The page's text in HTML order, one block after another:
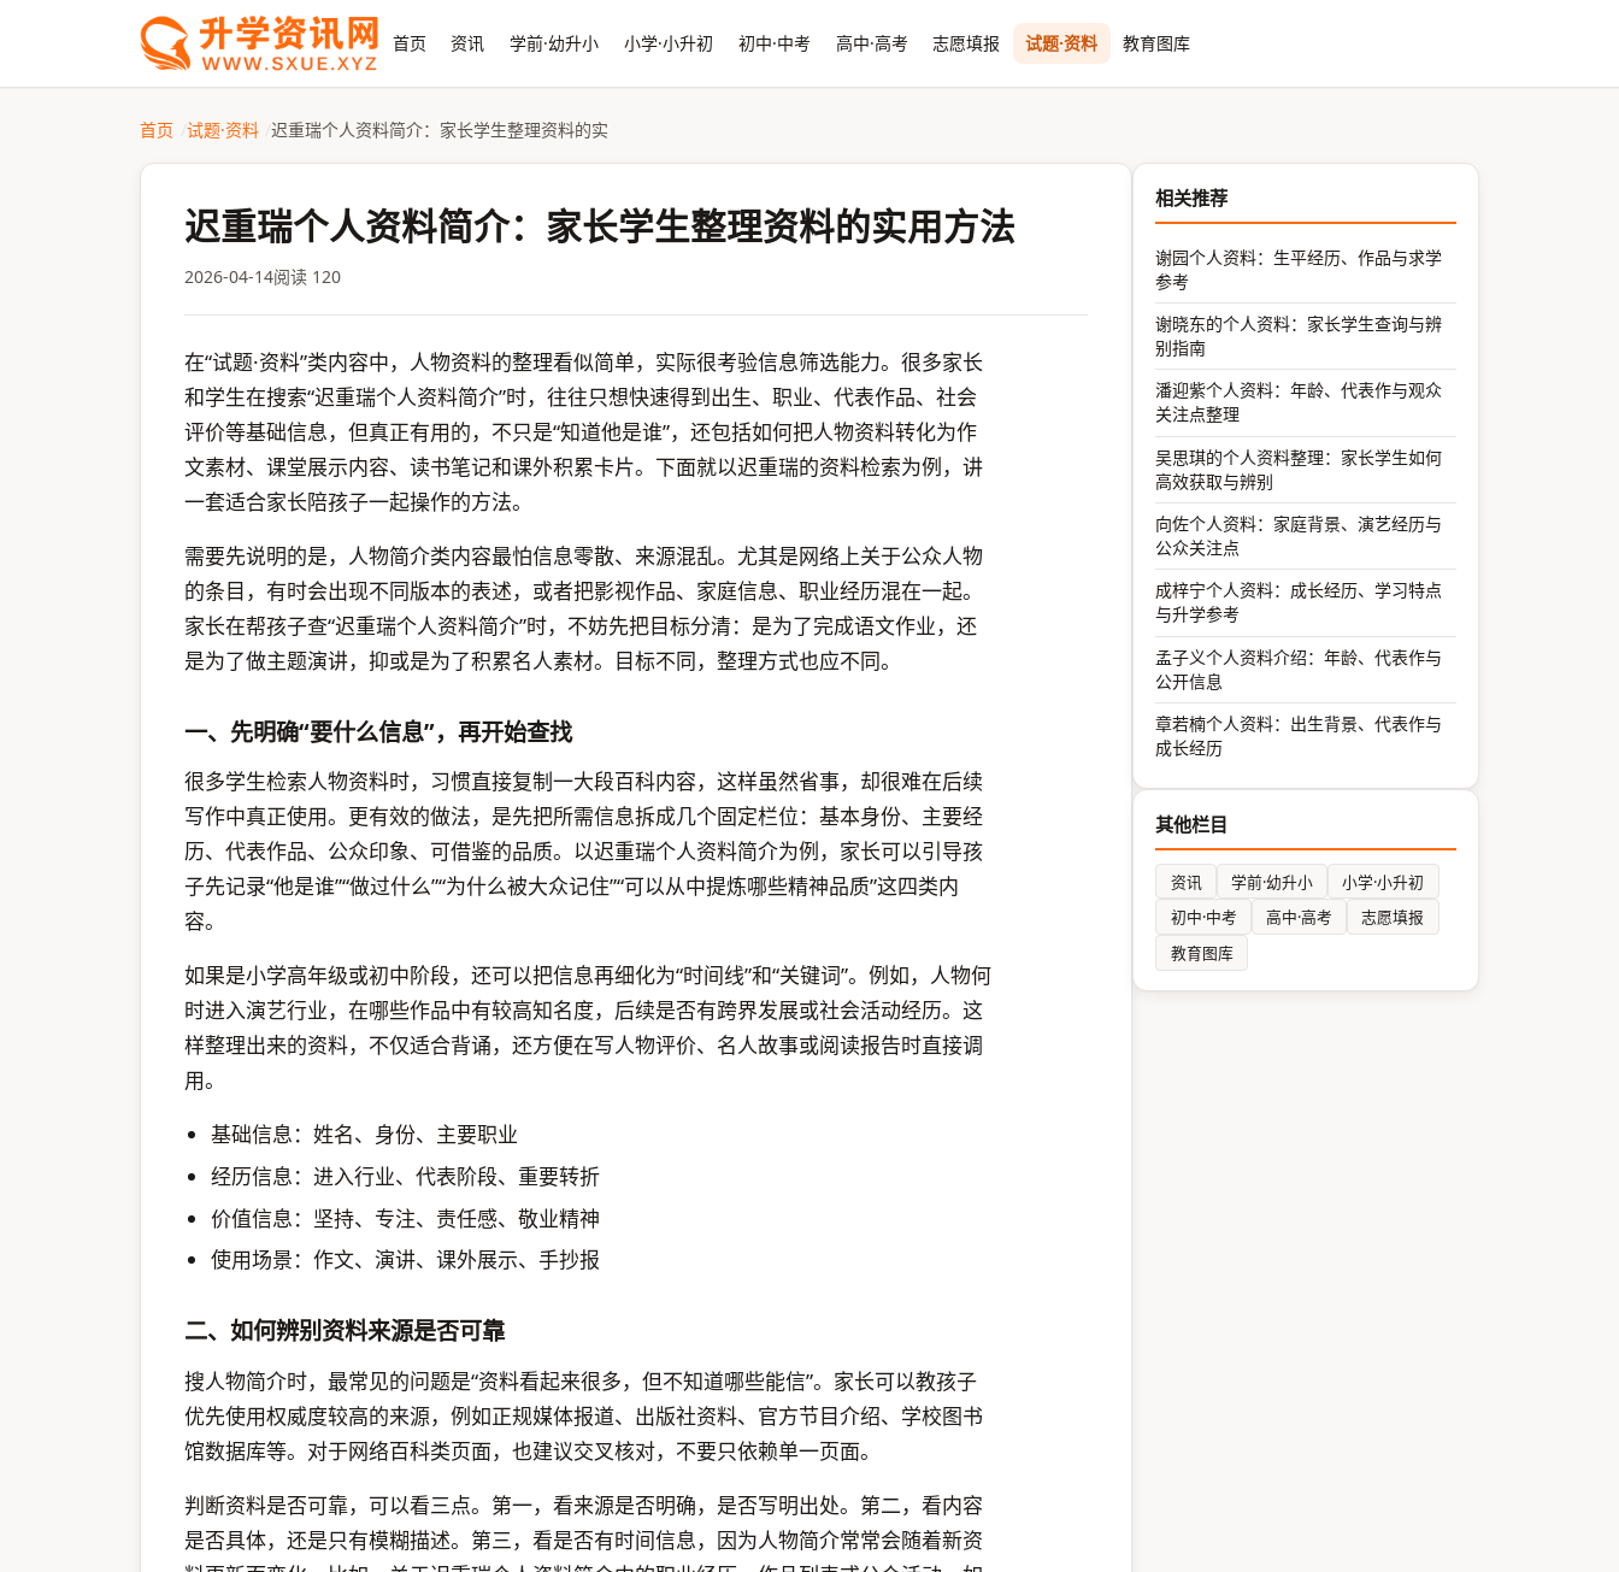
首页 资讯 学前·幼升小 小学·小升初 初中·中考 高中·高考 志愿填报 试题·资料 教育图库
首页 试题·资料 迟重瑞个人资料简介：家长学生整理资料的实
迟重瑞个人资料简介：家长学生整理资料的实用方法
2026-04-14阅读 120
在“试题·资料”类内容中，人物资料的整理看似简单，实际很考验信息筛选能力。很多家长
和学生在搜索“迟重瑞个人资料简介”时，往往只想快速得到出生、职业、代表作品、社会
评价等基础信息，但真正有用的，不只是“知道他是谁”，还包括如何把人物资料转化为作
文素材、课堂展示内容、读书笔记和课外积累卡片。下面就以迟重瑞的资料检索为例，讲
一套适合家长陪孩子一起操作的方法。
需要先说明的是，人物简介类内容最怕信息零散、来源混乱。尤其是网络上关于公众人物
的条目，有时会出现不同版本的表述，或者把影视作品、家庭信息、职业经历混在一起。
家长在帮孩子查“迟重瑞个人资料简介”时，不妨先把目标分清：是为了完成语文作业，还
是为了做主题演讲，抑或是为了积累名人素材。目标不同，整理方式也应不同。
一、先明确“要什么信息”，再开始查找
很多学生检索人物资料时，习惯直接复制一大段百科内容，这样虽然省事，却很难在后续
写作中真正使用。更有效的做法，是先把所需信息拆成几个固定栏位：基本身份、主要经
历、代表作品、公众印象、可借鉴的品质。以迟重瑞个人资料简介为例，家长可以引导孩
子先记录“他是谁”“做过什么”“为什么被大众记住”“可以从中提炼哪些精神品质”这四类内
容。
如果是小学高年级或初中阶段，还可以把信息再细化为“时间线”和“关键词”。例如，人物何
时进入演艺行业，在哪些作品中有较高知名度，后续是否有跨界发展或社会活动经历。这
样整理出来的资料，不仅适合背诵，还方便在写人物评价、名人故事或阅读报告时直接调
用。
基础信息：姓名、身份、主要职业
经历信息：进入行业、代表阶段、重要转折
价值信息：坚持、专注、责任感、敬业精神
使用场景：作文、演讲、课外展示、手抄报
二、如何辨别资料来源是否可靠
搜人物简介时，最常见的问题是“资料看起来很多，但不知道哪些能信”。家长可以教孩子
优先使用权威度较高的来源，例如正规媒体报道、出版社资料、官方节目介绍、学校图书
馆数据库等。对于网络百科类页面，也建议交叉核对，不要只依赖单一页面。
判断资料是否可靠，可以看三点。第一，看来源是否明确，是否写明出处。第二，看内容
是否具体，还是只有模糊描述。第三，看是否有时间信息，因为人物简介常常会随着新资
相关推荐
谢园个人资料：生平经历、作品与求学
参考
谢晓东的个人资料：家长学生查询与辨
别指南
潘迎紫个人资料：年龄、代表作与观众
关注点整理
吴思琪的个人资料整理：家长学生如何
高效获取与辨别
向佐个人资料：家庭背景、演艺经历与
公众关注点
成梓宁个人资料：成长经历、学习特点
与升学参考
孟子义个人资料介绍：年龄、代表作与
公开信息
章若楠个人资料：出生背景、代表作与
成长经历
其他栏目
资讯 学前·幼升小
小学·小升初
初中·中考
高中·高考
志愿填报
教育图库